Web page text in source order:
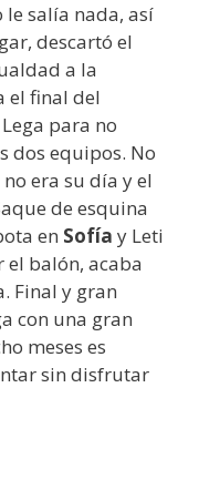
salía nada, así
descartó el
a la
el final del
para no
dos equipos. No
era su día y el
de esquina
en Sofía y Leti
el balón, acaba
Final y gran
con una gran
meses es
sin disfrutar